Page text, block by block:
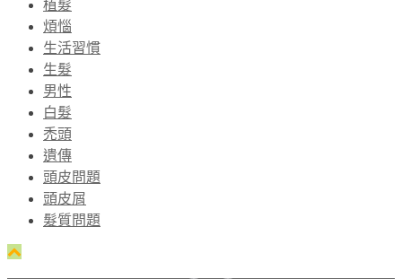
植髮
煩惱
生活習慣
生髮
男性
白髮
禿頭
遺傳
頭皮問題
頭皮屑
髮質問題